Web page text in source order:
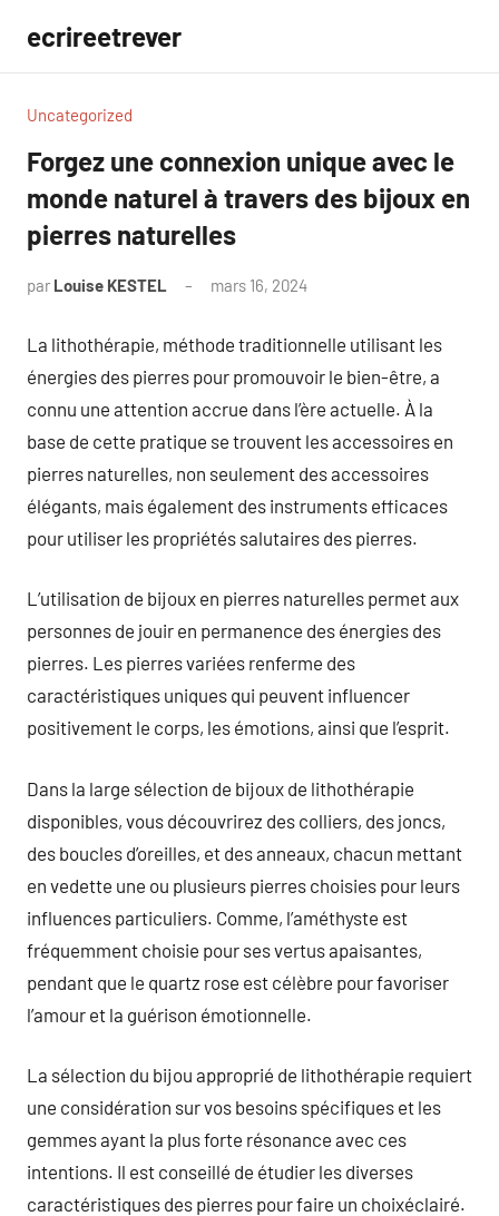
contenu
ecrireetrever
Uncategorized
Forgez une connexion unique avec le
monde naturel à travers des bijoux en
pierres naturelles
par Louise KESTEL mars 16, 2024
La lithothérapie, méthode traditionnelle utilisant les
énergies des pierres pour promouvoir le bien-être, a
connu une attention accrue dans l’ère actuelle. À la
base de cette pratique se trouvent les accessoires en
pierres naturelles, non seulement des accessoires
élégants, mais également des instruments efficaces
pour utiliser les propriétés salutaires des pierres.
L’utilisation de bijoux en pierres naturelles permet aux
personnes de jouir en permanence des énergies des
pierres. Les pierres variées renferme des
caractéristiques uniques qui peuvent influencer
positivement le corps, les émotions, ainsi que l’esprit.
Dans la large sélection de bijoux de lithothérapie
disponibles, vous découvrirez des colliers, des joncs,
des boucles d’oreilles, et des anneaux, chacun mettant
en vedette une ou plusieurs pierres choisies pour leurs
influences particuliers. Comme, l’améthyste est
fréquemment choisie pour ses vertus apaisantes,
pendant que le quartz rose est célèbre pour favoriser
l’amour et la guérison émotionnelle.
La sélection du bijou approprié de lithothérapie requiert
une considération sur vos besoins spécifiques et les
gemmes ayant la plus forte résonance avec ces
intentions. Il est conseillé de étudier les diverses
caractéristiques des pierres pour faire un choixéclairé.